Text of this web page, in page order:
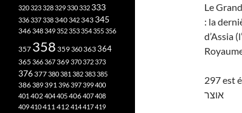
Le
: la
d’Assia
297 est
אוצר
320323328329330332 333
336337338340342343 345
346348349352353354355356
357 358 359360363364
365 366367369370372373
376377380381 382383385
386389391396397399400
401 402404405406407408
409410411 412414417419